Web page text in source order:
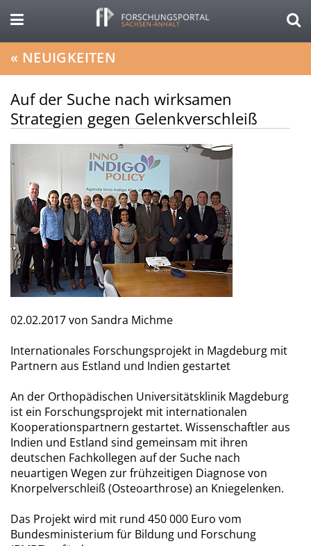
« NEUIGKEITEN
Auf der Suche nach wirksamen
Strategien gegen Gelenkverschleiß
02.02.2017von Sandra Michme
Internationales Forschungsprojekt in Magdeburg mit
Partnern aus Estland und Indien gestartet
An der Orthopädischen Universitätsklinik Magdeburg
ist ein Forschungsprojekt mit internationalen
Kooperationspartnern gestartet. Wissenschaftler aus
Indien und Estland sind gemeinsam mit ihren
deutschen Fachkollegen auf der Suche nach
neuartigen Wegen zur frühzeitigen Diagnose von
Knorpelverschleiß (Osteoarthrose) an Kniegelenken.
Das Projekt wird mit rund 450 000 Euro vom
Bundesministerium für Bildung und Forschung